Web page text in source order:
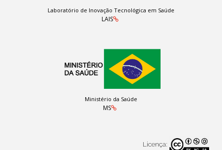
Laboratório de Inovação Tecnológica em Saúde
LAIS
Ministério da Saúde
MS
Licença: